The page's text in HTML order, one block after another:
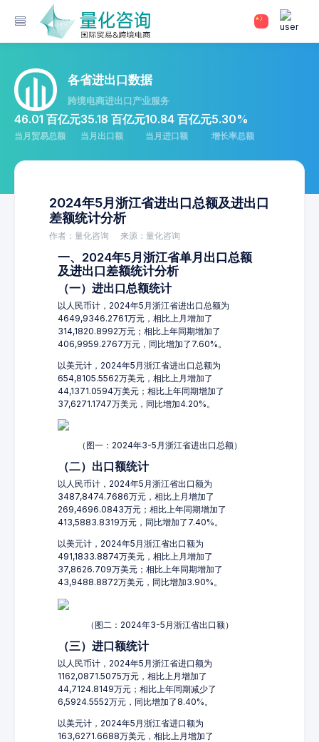
各省进出口数据
跨境电商进出口产业服务
46.01 百亿元
当月贸易总额
35.18 百亿元
当月出口额
10.84 百亿元
当月进口额
5.30%
增长率总额
2024年5月浙江省进出口总额及进出口
差额统计分析
作者：量化咨询 来源：量化咨询
一、2024年5月浙江省单月出口总额
及进出口差额统计分析
（一）进出口总额统计
以人民币计，2024年5月浙江省进出口总额为
4649,9346.2761万元，相比上月增加了
314,1820.8992万元；相比上年同期增加了
406,9959.2767万元，同比增加了7.60%。
以美元计，2024年5月浙江省进出口总额为
654,8105.5562万美元，相比上月增加了
44,1371.0594万美元；相比上年同期增加了
37,6271.1747万美元，同比增加4.20%。
（图一：2024年3-5月浙江省进出口总额）
（二）出口额统计
以人民币计，2024年5月浙江省出口额为
3487,8474.7686万元，相比上月增加了
269,4696.0843万元；相比上年同期增加了
413,5883.8319万元，同比增加了7.40%。
以美元计，2024年5月浙江省出口额为
491,1833.8874万美元，相比上月增加了
37,8626.709万美元；相比上年同期增加了
43,9488.8872万美元，同比增加3.90%。
（图二：2024年3-5月浙江省出口额）
（三）进口额统计
以人民币计，2024年5月浙江省进口额为
1162,0871.5075万元，相比上月增加了
44,7124.8149万元；相比上年同期减少了
6,5924.5552万元，同比增加了8.40%。
以美元计，2024年5月浙江省进口额为
163,6271.6688万美元，相比上月增加了